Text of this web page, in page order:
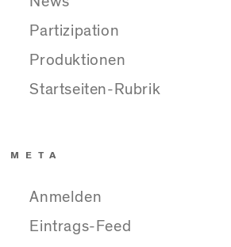
Partizipation
Produktionen
Startseiten-Rubrik
META
Anmelden
Eintrags-Feed